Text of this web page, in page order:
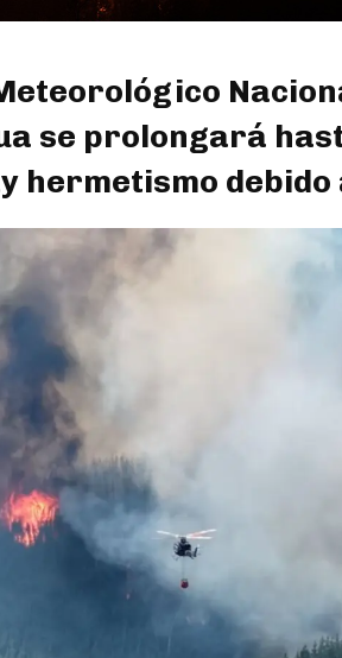
se prolongará
hermetismo